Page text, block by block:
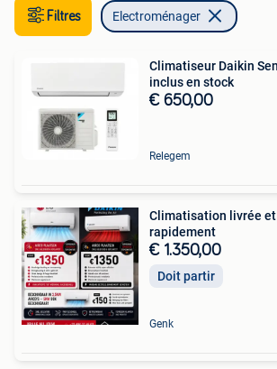
Filtres Electroménager
Climatiseur Daikin
inclus en stock
€ 650,00
Relegem
Climatisation livrée
rapidement
€ 1.350,00
Doit partir
Genk